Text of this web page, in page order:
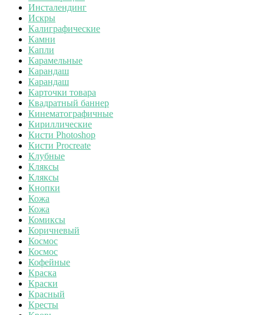
Инсталендинг
Искры
Калиграфические
Камни
Капли
Карамельные
Карандаш
Карандаш
Карточки товара
Квадратный баннер
Кинематографичные
Кириллические
Кисти Photoshop
Кисти Procreate
Клубные
Кляксы
Кляксы
Кнопки
Кожа
Кожа
Комиксы
Коричневый
Космос
Космос
Кофейные
Краска
Краски
Красный
Кресты